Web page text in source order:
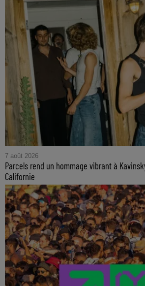
7 août 2026
Parcels rend un hommage vibrant à
Californie